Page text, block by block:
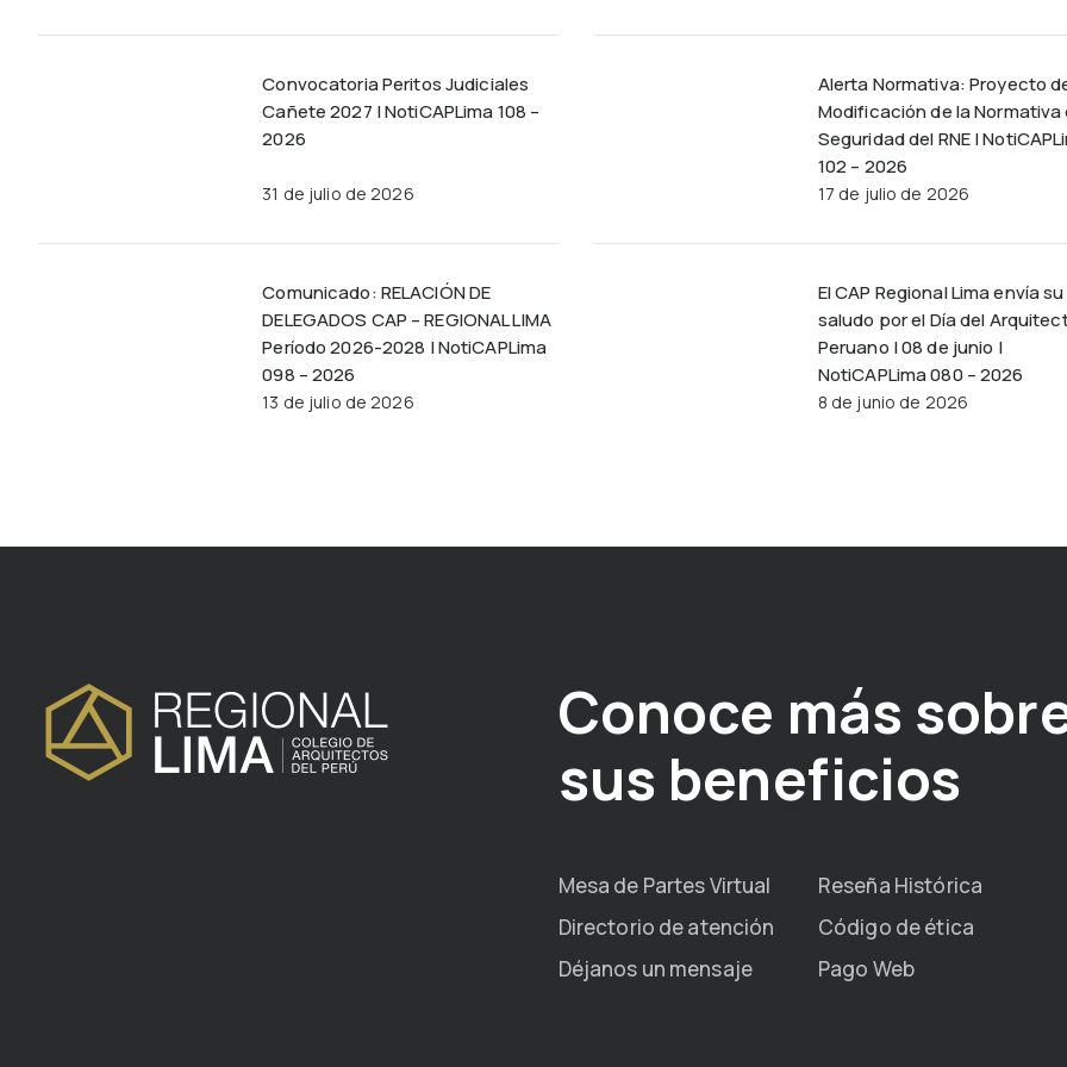
Convocatoria Peritos Judiciales
Cañete 2027 | NotiCAPLima 108 –
2026
31 de julio de 2026
Alerta Normativa: Proyecto
Modificación de la Normativa
Seguridad del RNE |
102 – 2026
17 de julio de 2026
Comunicado: RELACIÓN DE
DELEGADOS CAP – REGIONAL LIMA
Período 2026-2028 | NotiCAPLima
098 – 2026
13 de julio de 2026
El CAP Regional Lima envía su
saludo por el Día del
Peruano | 08 de junio |
NotiCAPLima 080 – 2026
8 de junio de 2026
Conoce más
sus beneficios
Mesa de Partes Virtual Reseña Histórica
Directorio de atención
Código de ética
Déjanos un mensaje
Pago Web